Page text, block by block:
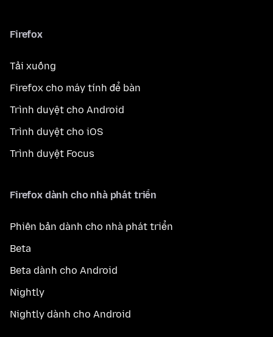
Firefox
Tải xuống
Firefox cho máy tính để bàn
Trình duyệt cho Android
Trình duyệt cho iOS
Trình duyệt Focus
Firefox dành cho nhà phát triển
Phiên bản dành cho nhà phát triển
Beta
Beta dành cho Android
Nightly
Nightly dành cho Android